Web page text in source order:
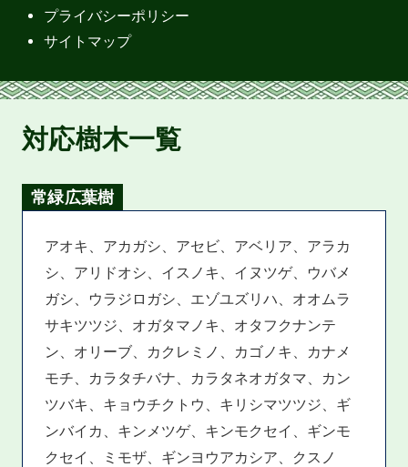
プライバシーポリシー
サイトマップ
対応樹木一覧
常緑広葉樹
アオキ、アカガシ、アセビ、アベリア、アラカ
シ、アリドオシ、イスノキ、イヌツゲ、ウバメ
ガシ、ウラジロガシ、エゾユズリハ、オオムラ
サキツツジ、オガタマノキ、オタフクナンテ
ン、オリーブ、カクレミノ、カゴノキ、カナメ
モチ、カラタチバナ、カラタネオガタマ、カン
ツバキ、キョウチクトウ、キリシマツツジ、ギ
ンバイカ、キンメツゲ、キンモクセイ、ギンモ
クセイ、ミモザ、ギンヨウアカシア、クスノ